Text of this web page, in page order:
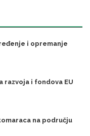
i opremanje
razvoja i fondova EU
na području